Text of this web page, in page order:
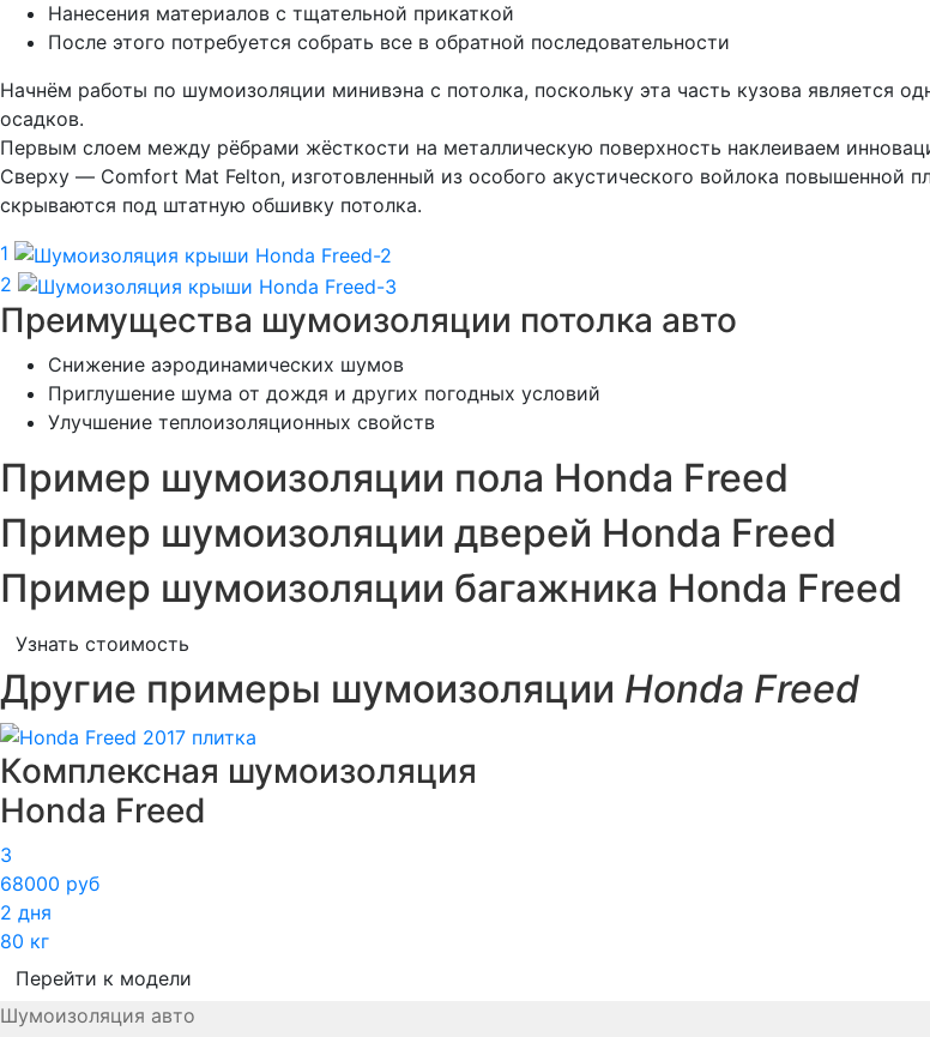
Нанесения материалов с тщательной прикаткой
После этого потребуется собрать все в обратной последовательности
Начнём работы по шумоизоляции минивэна с потолка, поскольку эта часть кузова является
осадков.
Первым слоем между рёбрами жёсткости на металлическую поверхность наклеиваем
Сверху — Comfort Mat Felton, изготовленный из особого акустического войлока повышенной
скрываются под штатную обшивку потолка.
1
2
Преимущества шумоизоляции потолка авто
Снижение аэродинамических шумов
Приглушение шума от дождя и других погодных условий
Улучшение теплоизоляционных свойств
Пример шумоизоляции пола Honda Freed
Пример шумоизоляции дверей Honda Freed
Пример шумоизоляции багажника Honda Freed
Узнать стоимость
Другие примеры шумоизоляции Honda Freed
Комплексная шумоизоляция
Honda Freed
3
68000 руб
2 дня
80 кг
Перейти к модели
Шумоизоляция авто